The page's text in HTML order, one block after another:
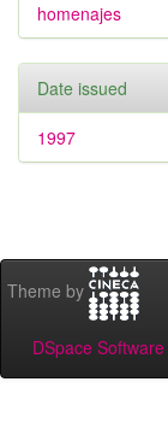
homenajes
Date issued
1997
Theme by
DSpace Software